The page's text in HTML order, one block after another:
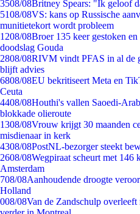
3508/08Britney Spears: "Ik geloof
5108/08VS: kans op Russische
munitietekort wordt probleem
1208/08Broer 135 keer gestoken
doodslag Gouda
2808/08RIVM vindt PFAS in al de
blijft advies
6808/08EU bekritiseert Meta en
Ceuta
4408/08Houthi's vallen Saoedi-
blokkade olieroute
1308/08Vrouw krijgt 30 maanden
misdienaar in kerk
4308/08PostNL-bezorger steekt
2608/08Wegpiraat scheurt met 146
Amsterdam
708/08Aanhoudende droogte
Holland
008/08Van de Zandschulp